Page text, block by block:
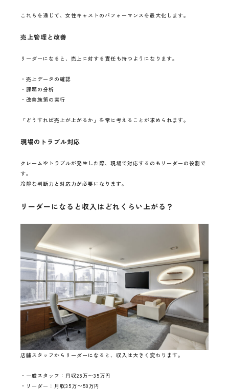
これらを通じて、女性キャストのパフォーマンスを最大化します。
売上管理と改善
リーダーになると、売上に対する責任も持つようになります。
・売上データの確認
・課題の分析
・改善施策の実行
「どうすれば売上が上がるか」を常に考えることが求められます。
現場のトラブル対応
クレームやトラブルが発生した際、現場で対応するのもリーダーの役割で
す。
冷静な判断力と対応力が必要になります。
リーダーになると収入はどれくらい上がる？
店舗スタッフからリーダーになると、収入は大きく変わります。
・一般スタッフ：月収25万〜35万円
・リーダー：月収35万〜50万円